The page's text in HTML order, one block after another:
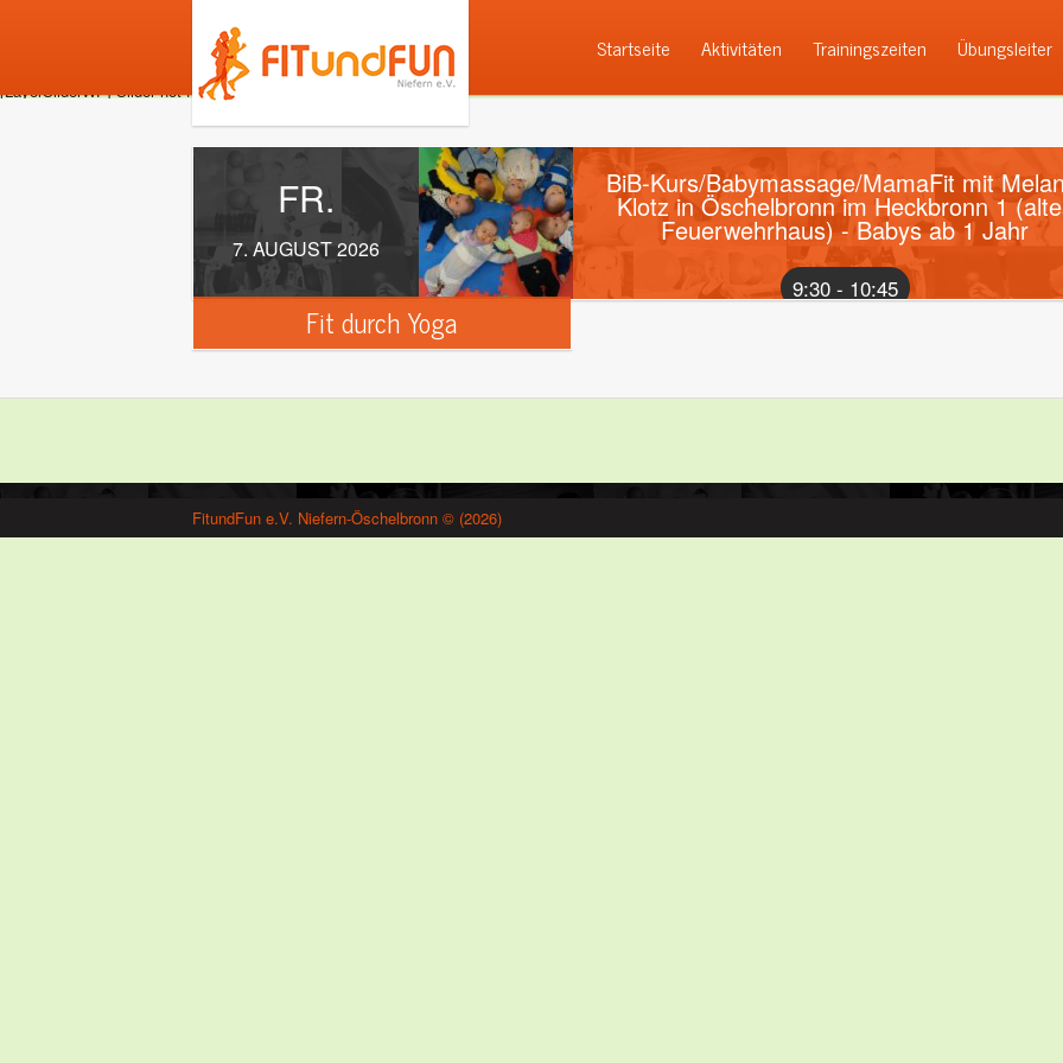
Startseite Aktivitäten Trainingszeiten Übungsleiter
[LayerSliderWP] Slider not found
BiB-Kurs/Babymassage/MamaFit mit
Klotz in Öschelbronn im Heckbronn 1
Feuerwehrhaus) - Babys ab 1 Jahr
9:30 - 10:45
FR.
7. AUGUST 2026
Fit durch Yoga
FitundFun e.V. Niefern-Öschelbronn © (2026)